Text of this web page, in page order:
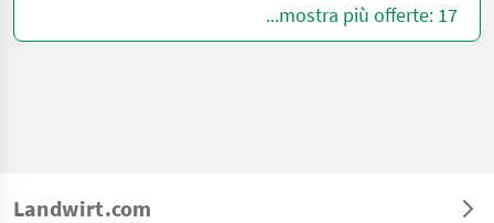
...mostra più offerte: 17
Landwirt.com